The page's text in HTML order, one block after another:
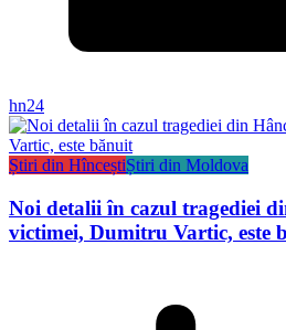
hn24
Știri din HînceștiȘtiri din Moldova
Noi detalii în cazul tragediei
victimei, Dumitru Vartic, este